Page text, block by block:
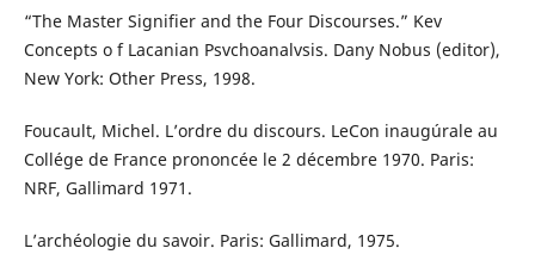
“The Master Signifier and the Four Discourses.” Kev
Concepts o f Lacanian Psvchoanalvsis. Dany Nobus (editor),
New York: Other Press, 1998.
Foucault, Michel. L’ordre du discours. LeCon inaugúrale au
Collége de France prononcée le 2 décembre 1970. Paris:
NRF, Gallimard 1971.
L’archéologie du savoir. Paris: Gallimard, 1975.